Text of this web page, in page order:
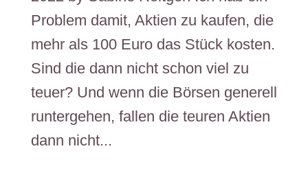
Problem damit, Aktien zu kaufen, die
mehr als 100 Euro das Stück kosten.
Sind die dann nicht schon viel zu
teuer? Und wenn die Börsen generell
runtergehen, fallen die teuren Aktien
dann nicht...